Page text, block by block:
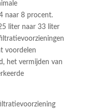
naar 8 procent.
liter naar 33 liter
voordelen
het vermijden van